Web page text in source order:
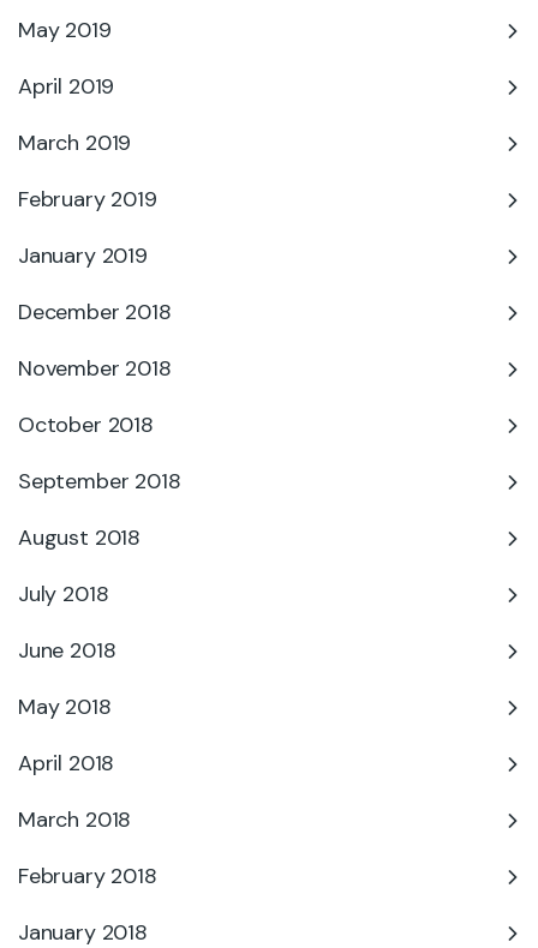
May 2019
April 2019
March 2019
February 2019
January 2019
December 2018
November 2018
October 2018
September 2018
August 2018
July 2018
June 2018
May 2018
April 2018
March 2018
February 2018
January 2018